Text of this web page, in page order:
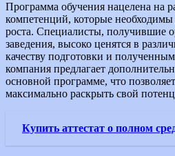
Программа обучения нацелена на
компетенций, которые
роста. Специалисты, получившие
заведения, высоко ценятся в
качеству подготовки и
компания предлагает
основной программе, что
максимально раскрыть свой
Купить аттестат о полном